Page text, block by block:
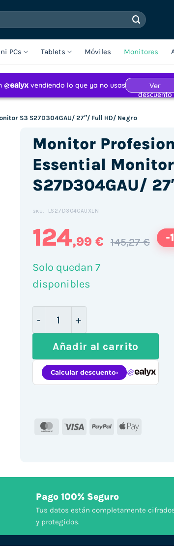
PCs Tablets Móviles Monitores
S3 S27D304GAU/ 27″/ Full HD/ Negro
Monitor
Essential
S27D304GAU/
SKU: LS27D304GAUXEN
124,99 € 145,27 € -
Solo quedan 7
disponibles
Monitor Profesional
Añadir al carrito
MasterCard
Visa PayPal Apple
Pago 100% Seguro
Tus datos están completamente
y protegidos.